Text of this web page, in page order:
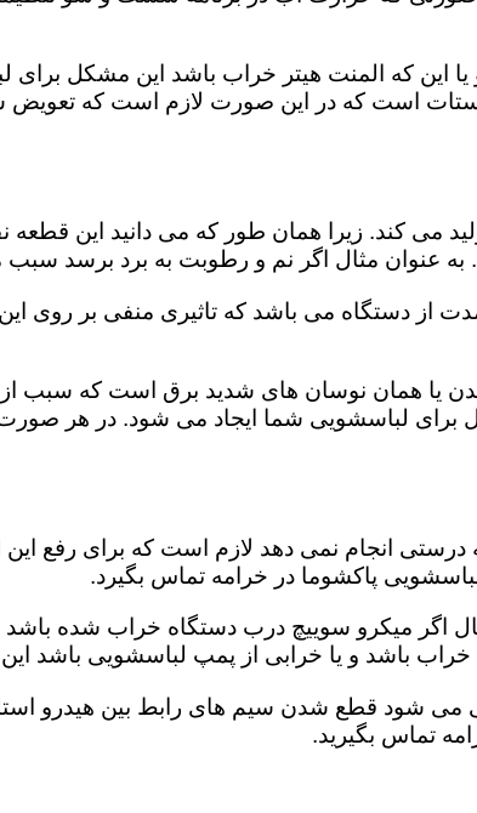
این که المنت هیتر خراب باشد این مشکل
است که در این صورت لازم است که تعویض
می کند. زیرا همان طور که می دانید این
به عنوان مثال اگر نم و رطوبت به برد برسد
مدت از دستگاه می باشد که تاثیری منفی بر
همان نوسان های شدید برق است که سبب از
برای لباسشویی شما ایجاد می شود. در هر
انجام نمی دهد لازم است که برای رفع این
پاکشوما در خرامه تماس بگیرد.
اگر میکرو سوییچ درب دستگاه خراب شده
باشد و یا خرابی از پمپ لباسشویی باشد
می شود قطع شدن سیم های رابط بین هیدرو
تماس بگیرید.